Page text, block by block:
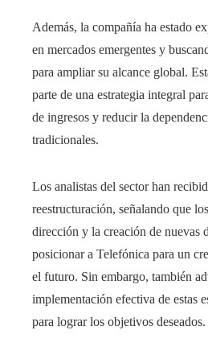
Además, la compañía ha estado
en mercados emergentes y
para ampliar su alcance global.
parte de una estrategia integral
de ingresos y reducir la
tradicionales.
Los analistas del sector han
reestructuración, señalando que
dirección y la creación de nuevas
posicionar a Telefónica para un
el futuro. Sin embargo, también
implementación efectiva de estas
para lograr los objetivos deseados.